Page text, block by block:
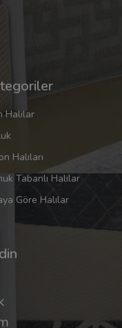
Halılar
Halıları
Tabanlı Halılar
Göre Halılar